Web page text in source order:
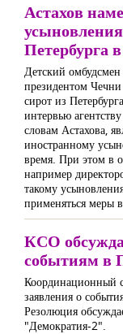
Астахов
Петербурга
Детский омбудсмен
президентом
сирот из
интервью
словам Астахова,
иностранному
время. При этом в
например
такому
применяться меры
КСО
событиям в
Координационный
заявления о
Резолюция
"Демократия-2".